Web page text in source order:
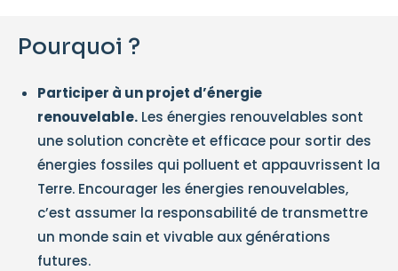
Pourquoi ?
Participer à un projet d’énergie
renouvelable. Les énergies renouvelables sont
une solution concrète et efficace pour sortir des
énergies fossiles qui polluent et appauvrissent la
Terre. Encourager les énergies renouvelables,
c’est assumer la responsabilité de transmettre
un monde sain et vivable aux générations
futures.